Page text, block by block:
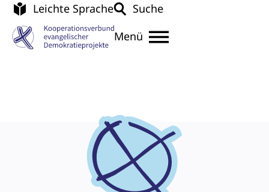
Leichte Sprache
Suche
Menü